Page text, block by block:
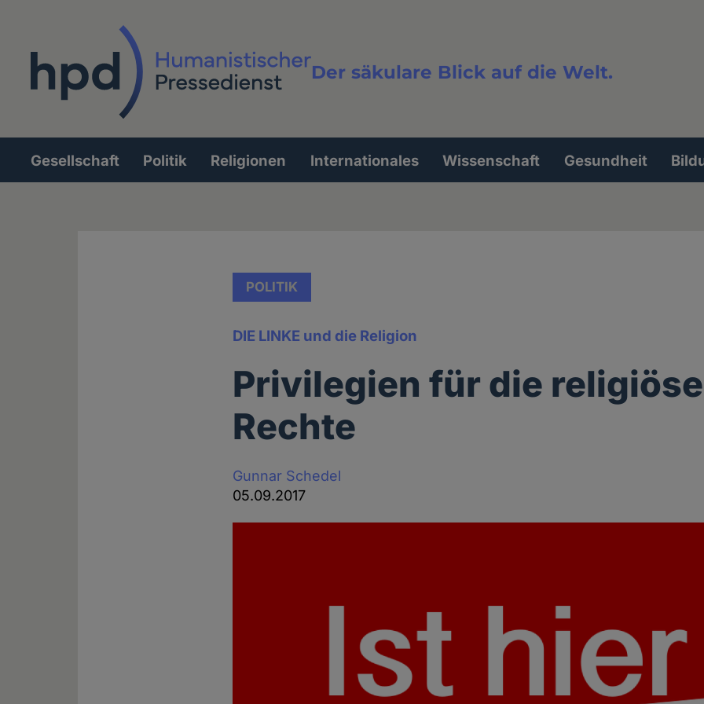
Der säkulare Blick auf die Welt.
Volltextsuche
Hauptnavigation
Gesellschaft Politik Religionen Internationales Wissenschaft Gesundheit
POLITIK
DIE LINKE und die Religion
Privilegien für die religiöse
Rechte
Gunnar Schedel
05.09.2017